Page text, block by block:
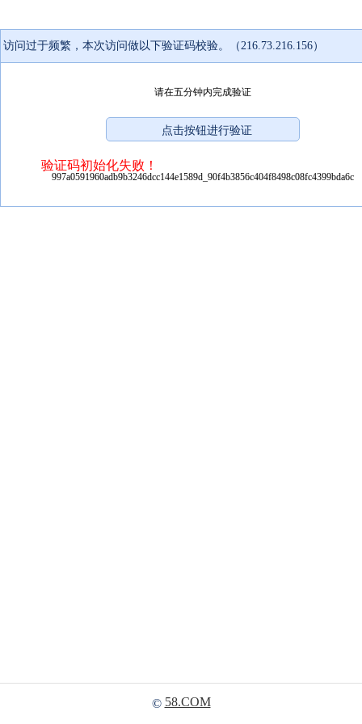
访问过于频繁，本次访问做以下验证码校验。（216.73.216.156）
请在五分钟内完成验证
验证码初始化失败！
997a0591960adb9b3246dcc144e1589d_90f4b3856c404f8498c08fc4399bda6c
© 58.COM